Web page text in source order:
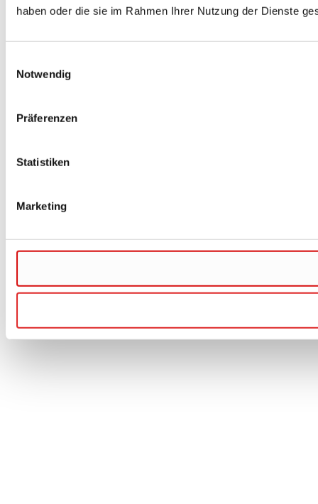
haben oder die sie im Rahmen Ihrer Nutzung der Dienste
Notwendig
Präferenzen
Statistiken
Marketing